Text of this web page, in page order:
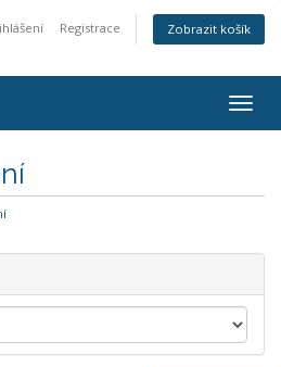
Registrace Zobrazit košík